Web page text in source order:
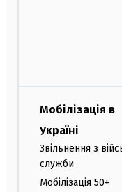
Мобілізація в
Україні
Звільнення з
служби
Мобілізація 50+